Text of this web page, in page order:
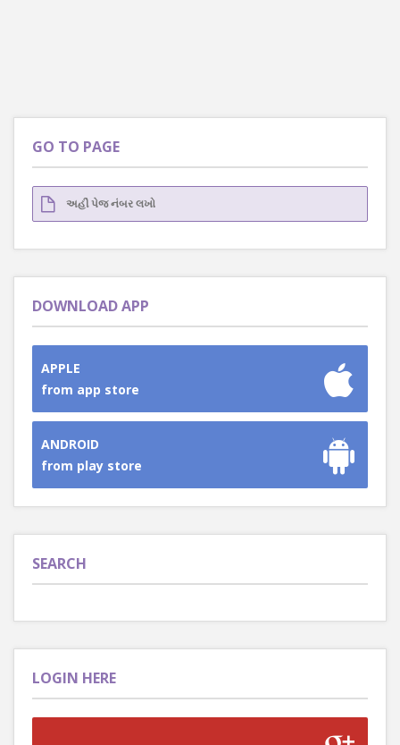
GO TO PAGE
DOWNLOAD APP
APPLE
from app store
ANDROID
from play store
SEARCH
LOGIN HERE